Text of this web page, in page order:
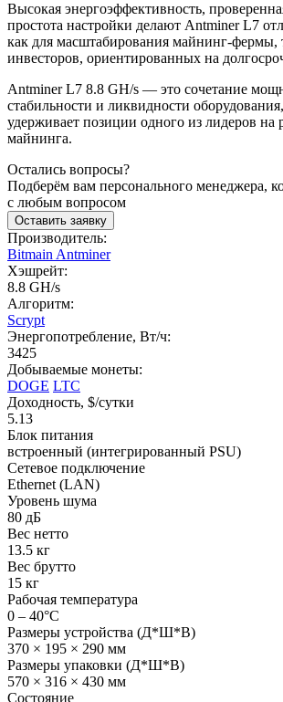
Высокая энергоэффективность,
простота настройки делают Antminer L7
как для масштабирования майнинг-фермы,
инвесторов, ориентированных на
Antminer L7 8.8 GH/s — это сочетание
стабильности и ликвидности
удерживает позиции одного из лидеров на
майнинга.
Остались вопросы?
Подберём вам персонального менеджера,
с любым вопросом
Оставить заявку
Производитель:
Bitmain Antminer
Хэшрейт:
8.8 GH/s
Алгоритм:
Scrypt
Энергопотребление, Вт/ч:
3425
Добываемые монеты:
DOGE LTC
Доходность, $/сутки
5.13
Блок питания
встроенный (интегрированный PSU)
Сетевое подключение
Ethernet (LAN)
Уровень шума
80 дБ
Вес нетто
13.5 кг
Вес брутто
15 кг
Рабочая температура
0 – 40°C
Размеры устройства (Д*Ш*В)
370 × 195 × 290 мм
Размеры упаковки (Д*Ш*В)
570 × 316 × 430 мм
Состояние